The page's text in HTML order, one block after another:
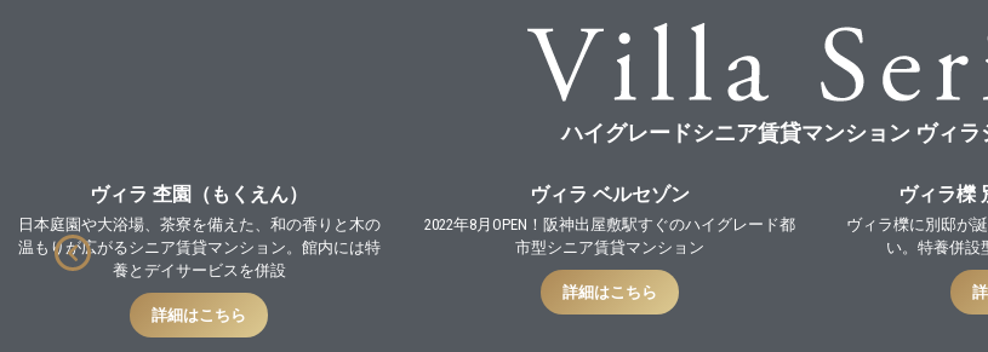
ハイグレードシニア賃貸マンション ヴィラ
ヴィラ 杢園（もくえん）
日本庭園や大浴場、茶寮を備えた、和の香りと木の
温もりが広がるシニア賃貸マンション。館内には特
養とデイサービスを併設
詳細はこちら
ヴィラ ベルセゾン
2022年8月OPEN！阪神出屋敷駅すぐのハイグレード都
市型シニア賃貸マンション
詳細はこちら
ヴィラ櫟
ヴィラ櫟に別邸が
い。特養併設